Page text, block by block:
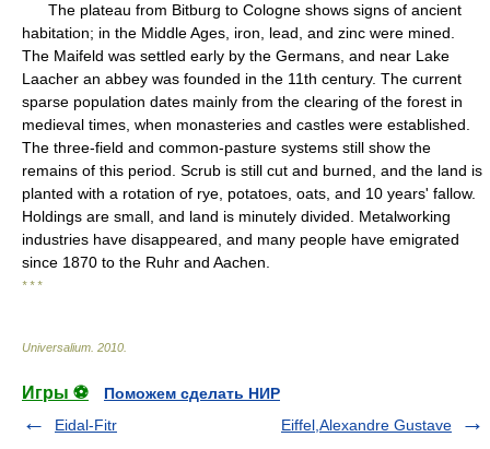
The plateau from Bitburg to Cologne shows signs of ancient
habitation; in the Middle Ages, iron, lead, and zinc were mined.
The Maifeld was settled early by the Germans, and near Lake
Laacher an abbey was founded in the 11th century. The current
sparse population dates mainly from the clearing of the forest in
medieval times, when monasteries and castles were established.
The three-field and common-pasture systems still show the
remains of this period. Scrub is still cut and burned, and the land is
planted with a rotation of rye, potatoes, oats, and 10 years' fallow.
Holdings are small, and land is minutely divided. Metalworking
industries have disappeared, and many people have emigrated
since 1870 to the Ruhr and Aachen.
* * *
Universalium 2010
Игры ⚽
Поможем сделать НИР
Eidal-Fitr
Eiffel,Alexandre Gustave